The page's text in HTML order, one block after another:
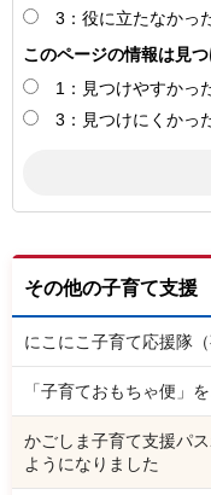
3：役に立たなかっ
このページの情報は見
1：見つけやすかっ
3：見つけにくかっ
その他の子育て支援
にこにこ子育て応援隊
「子育ておもちゃ便」
かごしま子育て支援パ
ようになりました